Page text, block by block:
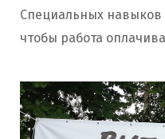
Специальных навыков
чтобы работа